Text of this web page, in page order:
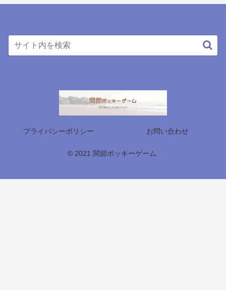
プライバシーポリシー お問い合わせ
© 2021 関節ポッキーゲーム.